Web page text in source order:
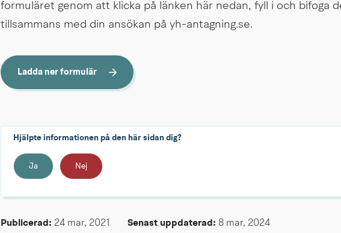
formuläret genom att klicka på länken här nedan, fyll i och bifoga
tillsammans med din ansökan på yh-antagning.se.
Ladda ner formulär
docx, 45.8 kB.
Hjälpte informationen på den här sidan dig?
Ja Nej
Publicerad: 24 mar, 2021 Senast uppdaterad: 8 mar, 2024